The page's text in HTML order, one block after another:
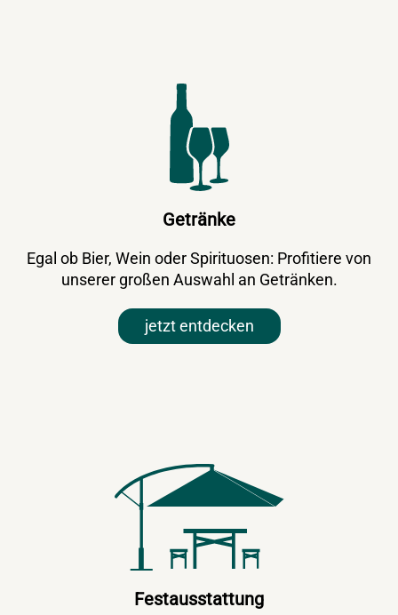
Getränke
Egal ob Bier, Wein oder Spirituosen: Profitiere von
unserer großen Auswahl an Getränken.
jetzt entdecken
Festausstattung